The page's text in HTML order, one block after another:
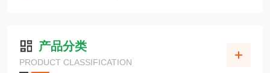
产品分类
PRODUCT CLASSIFICATION